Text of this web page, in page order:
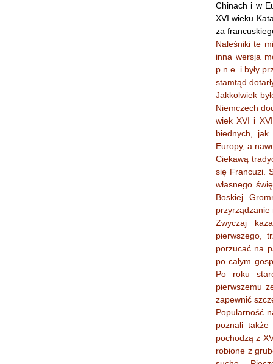
Chinach i w
XVI wieku
za
Naleśniki te
inna wersja
p.n.e. i były
stamtąd
Jakkolwiek
Niemczech
wiek XVI i
biednych, jak
Europy, a
Ciekawą
się Francuzi.
własnego
Boskiej
Zwyczaj
pierwszego,
porzucać na
po całym
Po roku
pierwszemu
zapewnić
Popularność
poznali
pochodzą z
robione z